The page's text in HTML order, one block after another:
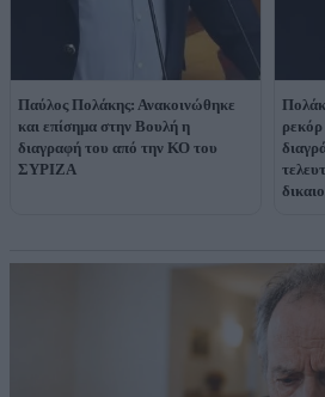
Παύλος Πολάκης: Ανακοινώθηκε
και επίσημα στην Βουλή η
διαγραφή του από την ΚΟ του
ΣΥΡΙΖΑ
ρεκόρ